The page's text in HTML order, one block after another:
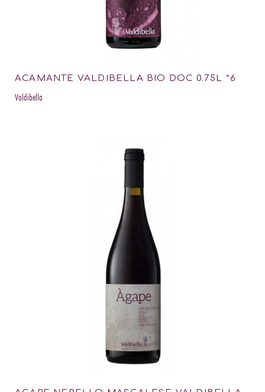
ACAMANTE VALDIBELLA BIO DOC 0.75L *6
Valdibella